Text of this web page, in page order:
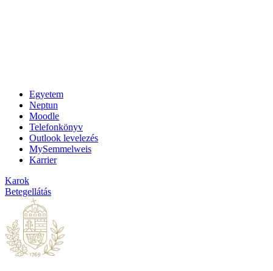
Egyetem
Neptun
Moodle
Telefonkönyv
Outlook levelezés
MySemmelweis
Karrier
Karok
Betegellátás